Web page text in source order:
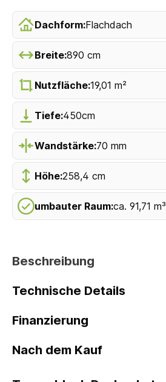
Dachform:Flachdach
Breite:890 cm
Nutzfläche:19,01 m²
Tiefe:450cm
Wandstärke:70 mm
Höhe:258,4 cm
umbauter Raum:ca. 91,71 m³
Beschreibung
Technische Details
Finanzierung
Nach dem Kauf